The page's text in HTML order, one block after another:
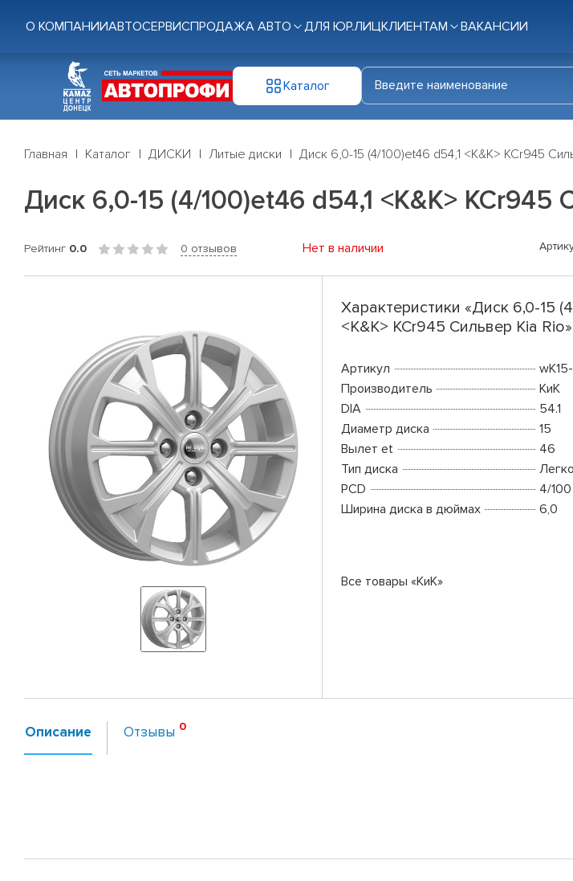
О КОМПАНИИАВТОСЕРВИСПРОДАЖА АВТО ДЛЯ ЮР.ЛИЦКЛИЕНТАМ ВАКАНСИИ
Каталог
Главная Каталог ДИСКИ Литые диски Диск 6,0-15 (4/100)et46 d54,1 <K&K> КСr945
Диск 6,0-15 (4/100)et46 d54,1 <K&K> КСr945
Рейтинг 0.0 0 отзывов Нет в наличии
Характеристики «Диск 6,0-15
<K&K> КСr945 Сильвер Kia Rio»
Артикул
Производитель
КиК
DIA
54.1
Диаметр диска
15
Вылет et
46
Тип диска
PCD
4/100
Ширина диска в дюймах
6,0
Все товары «КиК»
Описание Отзывы